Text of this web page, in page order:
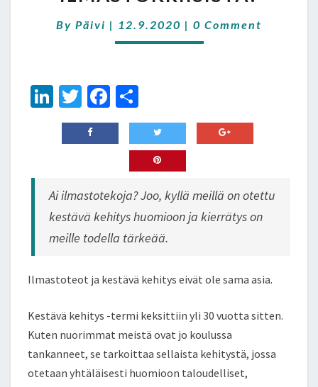
By Päivi | 12.9.2020 | Comments
0 Comment
Li
n
ke
n
T
wi
tt
Fa
ce
b
o
k
h
ar
e
Ai ilmastotekoja? Joo, kyllä meillä on otettu
kestävä kehitys huomioon ja kierrätys on
meille todella tärkeää.
Ilmastoteot ja kestävä kehitys eivät ole sama asia.
Kestävä kehitys -termi keksittiin yli 30 vuotta sitten.
Kuten nuorimmat meistä ovat jo koulussa
tankanneet, se tarkoittaa sellaista kehitystä, jossa
otetaan yhtäläisesti huomioon taloudelliset,